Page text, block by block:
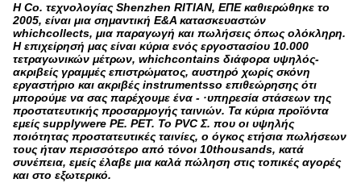
Η Co. τεχνολογίας Shenzhen RITIAN, ΕΠΕ καθιερώθηκε το
2005, είναι μια σημαντική Ε&Α κατασκευαστών
whichcollects, μια παραγωγή και πωλήσεις όπως ολόκληρη.
Η επιχείρησή μας είναι κύρια ενός εργοστασίου 10.000
τετραγωνικών μέτρων, whichcontains διάφορα υψηλός-
ακριβείς γραμμές επιστρώματος, αυστηρό χωρίς σκόνη
εργαστήριο και ακριβές instrumentsso επιθεώρησης ότι
μπορούμε να σας παρέχουμε ένα - ·υπηρεσία στάσεων της
προστατευτικής προσαρμογής ταινιών. Τα κύρια προϊόντα
εμείς supplywere PE. PET. Το PVC Σ. που οι υψηλής
ποιότητας προστατευτικές ταινίες, ο όγκος ετήσια πωλήσεων
τους ήταν περισσότερο από τόνοι 10thousands, κατά
συνέπεια, εμείς έλαβε μια καλά πώληση στις τοπικές αγορές
και στο εξωτερικό.